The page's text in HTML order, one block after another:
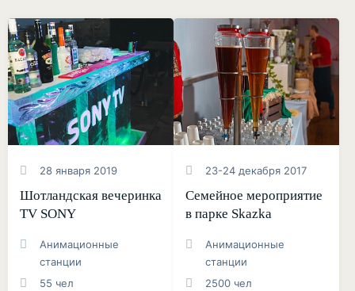
28 января 2019
Шотландская вечеринка
TV SONY
Анимационные
станции
55 чел
23-24 декабря 2017
Семейное мероприятие
в парке Skazka
Анимационные
станции
2500 чел